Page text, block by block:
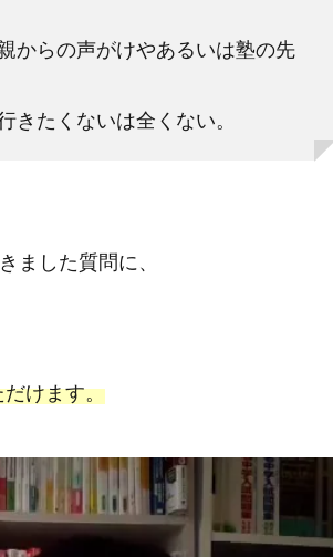
からの声がけやあるいは塾の先
たくないは全くない。
ました質問に、
けます。